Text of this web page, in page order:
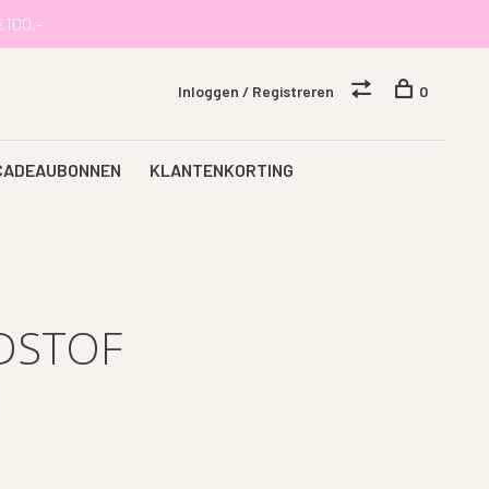
KLANTENKORTING
Inloggen / Registreren 0